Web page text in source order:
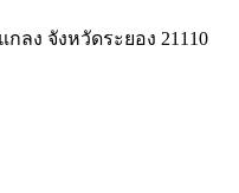
ลง จังหวัดระยอง 21110